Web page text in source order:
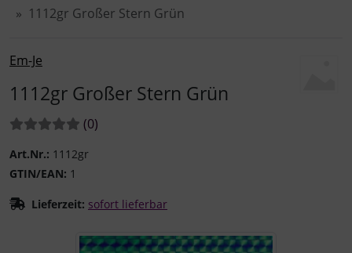
1112gr Großer Stern Grün
Em-Je
1112gr Großer Stern Grün
Bewertungen:
(0Bewertungen
)
Art.Nr.: 1112gr
GTIN/EAN: 1
Lieferzeit: sofort lieferbar
Wenn mehr als ein Produktbild existiert, können Sie die